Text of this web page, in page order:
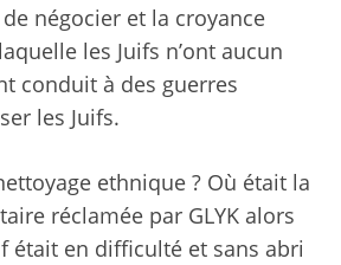
négocier et la croyance
les Juifs n’ont aucun
conduit à des guerres
les Juifs.
ethnique ? Où était la
réclamée par GLYK alors
était en difficulté et sans abri